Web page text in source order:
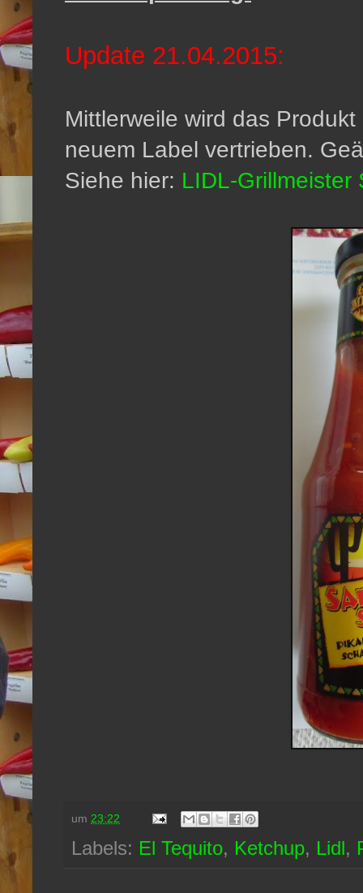
Update 21.04.2015:
Mittlerweile wird das
neuem Label vertrieben.
Siehe hier: LIDL-Grillmeister
um 23:22
Labels: El Tequito, Ketchup, Lidl,